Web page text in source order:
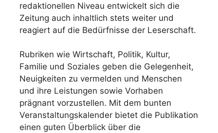
redaktionellen Niveau entwickelt sich die
Zeitung auch inhaltlich stets weiter und
reagiert auf die Bedürfnisse der Leserschaft.
Rubriken wie Wirtschaft, Politik, Kultur,
Familie und Soziales geben die Gelegenheit,
Neuigkeiten zu vermelden und Menschen
und ihre Leistungen sowie Vorhaben
prägnant vorzustellen. Mit dem bunten
Veranstaltungskalender bietet die Publikation
einen guten Überblick über die